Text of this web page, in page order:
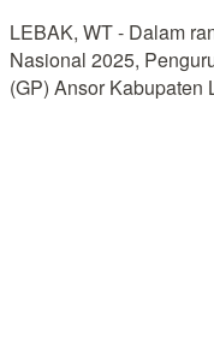
LEBAK, WT - Dalam
Nasional 2025,
(GP) Ansor Kabupaten